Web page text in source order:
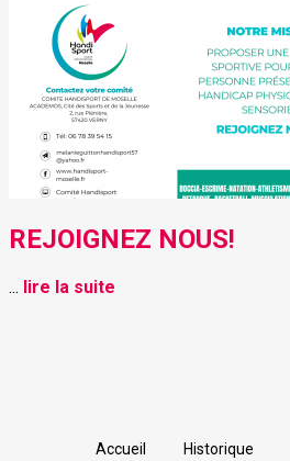
REJOIGNEZ NOUS!
... lire la suite
Accueil Historique